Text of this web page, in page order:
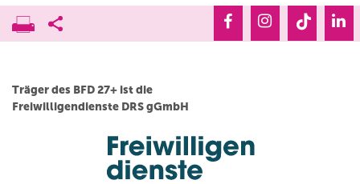
Träger des BFD 27+ ist die
Freiwilligendienste DRS gGmbH